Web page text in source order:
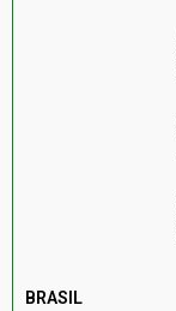
BRASIL